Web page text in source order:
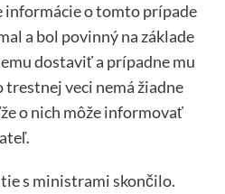
informácie o tomto prípade
a bol povinný na základe
dostaviť a prípadne mu
trestnej veci nemá žiadne
o nich môže informovať
s ministrami skončilo.